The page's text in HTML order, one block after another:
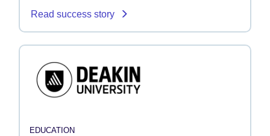
Read success story
EDUCATION